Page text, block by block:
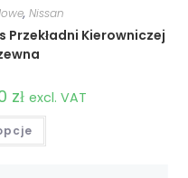
, Nissan
Przekładni Kierowniczej
zł Zakres
cen:
od
66,62 zł
do
excl. VAT
ma